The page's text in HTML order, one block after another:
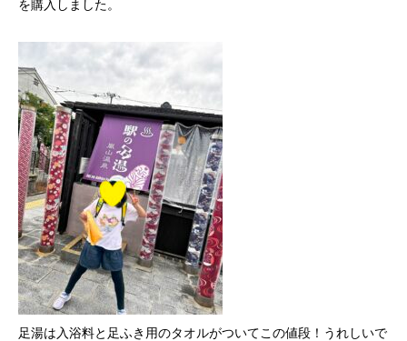
を購入しました。
足湯は入浴料と足ふき用のタオルがついてこの値段！うれしいで